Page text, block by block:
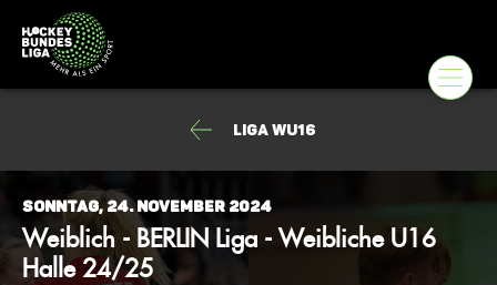
Liga wU16
Sonntag, 24. November 2024
Weiblich - BERLIN Liga - Weibliche U16
Halle 24/25